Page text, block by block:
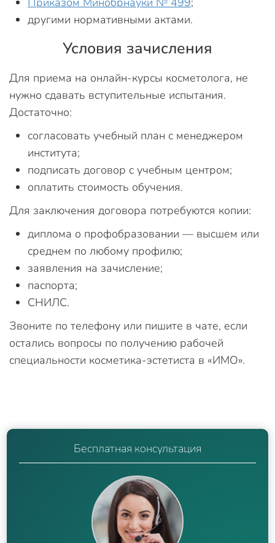
другими нормативными актами.
Условия зачисления
Для приема на онлайн-курсы косметолога, не
нужно сдавать вступительные испытания.
Достаточно:
согласовать учебный план с менеджером
института;
подписать договор с учебным центром;
оплатить стоимость обучения.
Для заключения договора потребуются копии:
диплома о профобразовании — высшем или
среднем по любому профилю;
заявления на зачисление;
паспорта;
СНИЛС.
Звоните по телефону или пишите в чате, если
остались вопросы по получению рабочей
специальности косметика-эстетиста в «ИМО».
Бесплатная консультация